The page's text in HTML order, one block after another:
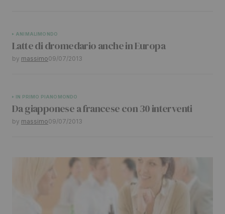
ANIMALIMONDO
Latte di dromedario anche in Europa
by massimo09/07/2013
IN PRIMO PIANO MONDO
Da giapponese a francese con 30 interventi
by massimo09/07/2013